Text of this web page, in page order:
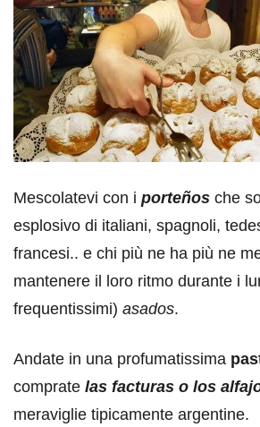
Mescolatevi con i porteños che
esplosivo di italiani, spagnoli,
francesi.. e chi più ne ha più ne
mantenere il loro ritmo durante i
frequentissimi) asados.
Andate in una profumatissima
comprate las facturas o los
meraviglie tipicamente argentine.